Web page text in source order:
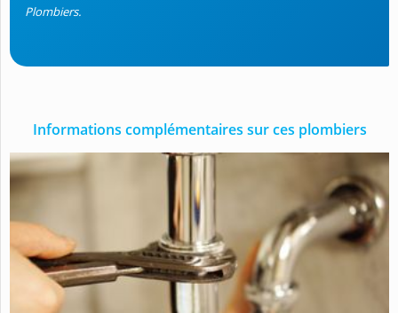
Plombiers.
Informations complémentaires sur ces plombiers